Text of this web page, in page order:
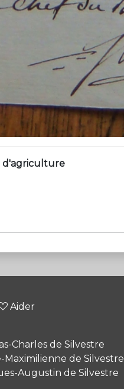
d'agriculture
Aider
Charles de Silvestre
Maximilienne de Silvestre
Augustin de Silvestre